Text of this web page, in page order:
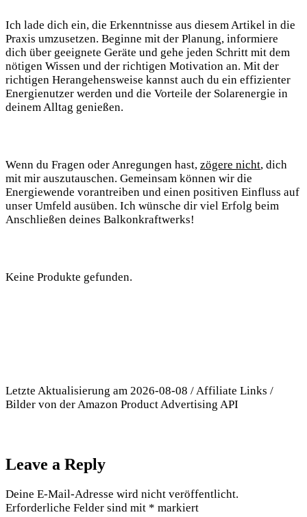
Ich lade ⁢dich‌ ein, die Erkenntnisse aus diesem Artikel in‍ die
Praxis umzusetzen. Beginne mit der Planung, informiere
dich über geeignete Geräte und gehe jeden Schritt​ mit dem​
nötigen Wissen und der richtigen Motivation an. Mit der‍
richtigen Herangehensweise ‍kannst auch du ein‍ effizienter
Energienutzer⁢ werden‍ und die Vorteile der Solarenergie in
deinem ​Alltag genießen.
Wenn du ⁢Fragen oder Anregungen hast, zögere nicht, dich
mit mir auszutauschen. ⁤Gemeinsam können wir die
Energiewende ⁤vorantreiben und einen positiven Einfluss auf
unser Umfeld ausüben. ​Ich wünsche ⁣dir viel Erfolg‌ beim
Anschließen deines Balkonkraftwerks!
Keine Produkte gefunden.
Letzte Aktualisierung am 2026-08-08 / Affiliate Links /
Bilder von der Amazon Product Advertising API
Leave a Reply
Deine E-Mail-Adresse wird nicht veröffentlicht.
Erforderliche Felder sind mit * markiert